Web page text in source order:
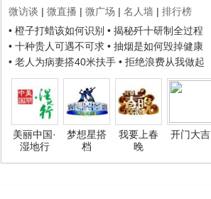
微访谈 | 微直播 | 微广场 | 名人墙 | 排行榜
• 橙子打蜡该如何识别 • 揭秘歼十研制全过程
• 十种贵人可遇不可求 • 抽烟是如何毁掉健康
• 老人为病妻搭40米扶手 • 拒绝浪费从我做起
美丽中国·
湿地行
梦想星搭
档
我要上春
晚
开门大吉